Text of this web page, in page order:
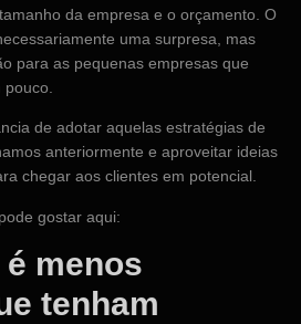
da empresa e o orçamento. O
uma surpresa, mas
para as pequenas empresas que
de adotar aquelas estratégias de
anteriormente e aproveitar ideias
chegar aos clientes em potencial.
gostar aqui:
é menos
tenham